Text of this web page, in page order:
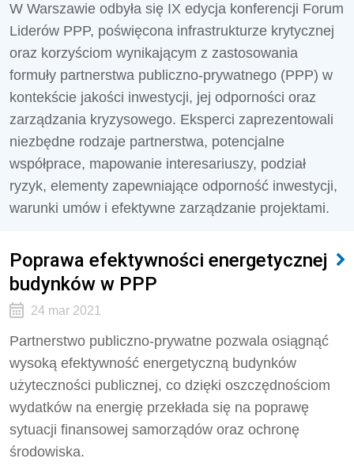
W Warszawie odbyła się IX edycja konferencji Forum
Liderów PPP, poświęcona infrastrukturze krytycznej
oraz korzyściom wynikającym z zastosowania
formuły partnerstwa publiczno-prywatnego (PPP) w
kontekście jakości inwestycji, jej odporności oraz
zarządzania kryzysowego. Eksperci zaprezentowali
niezbędne rodzaje partnerstwa, potencjalne
współprace, mapowanie interesariuszy, podział
ryzyk, elementy zapewniające odporność inwestycji,
warunki umów i efektywne zarządzanie projektami.
Poprawa efektywności energetycznej
budynków w PPP
24 mar 2021
Partnerstwo publiczno-prywatne pozwala osiągnąć
wysoką efektywność energetyczną budynków
użyteczności publicznej, co dzięki oszczędnościom
wydatków na energię przekłada się na poprawę
sytuacji finansowej samorządów oraz ochronę
środowiska.